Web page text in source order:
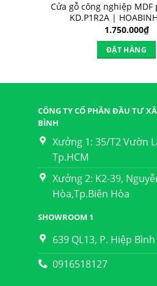
Cửa gỗ công nghiệp
KD.P1R2A |
1.750.000₫
ĐẶT HÀNG
CÔNG TY CỔ PHẦN ĐẦU TƯ
BÌNH
Xưởng 1: 35/T2 Vườn
Tp.HCM
Xưởng 2: K2-39,
Hòa,Tp.Biên Hòa
SHOWROOM 1
639 QL13, P. Hiệp
0916518127